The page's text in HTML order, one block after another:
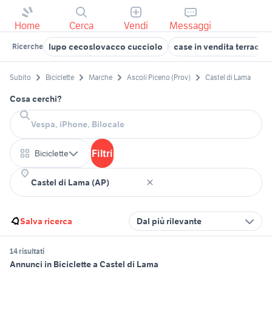
Home Cerca Vendi Messaggi
Ricerche lupo cecoslovacco cucciolo case in vendita terracina
Subito Biciclette Marche Ascoli Piceno (Prov) Castel di Lama
Cosa cerchi?
Biciclette Filtri
Salva ricerca Dal più rilevante
14 risultati
Annunci in Biciclette a Castel di Lama